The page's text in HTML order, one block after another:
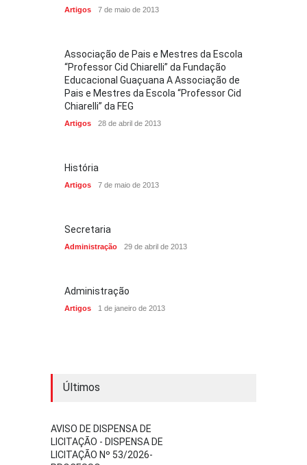
Artigos 7 de maio de 2013
Associação de Pais e Mestres da Escola
“Professor Cid Chiarelli” da Fundação
Educacional Guaçuana A Associação de
Pais e Mestres da Escola “Professor Cid
Chiarelli” da FEG
Artigos 28 de abril de 2013
História
Artigos 7 de maio de 2013
Secretaria
Administração 29 de abril de 2013
Administração
Artigos 1 de janeiro de 2013
Últimos
AVISO DE DISPENSA DE
LICITAÇÃO - DISPENSA DE
LICITAÇÃO Nº 53/2026-